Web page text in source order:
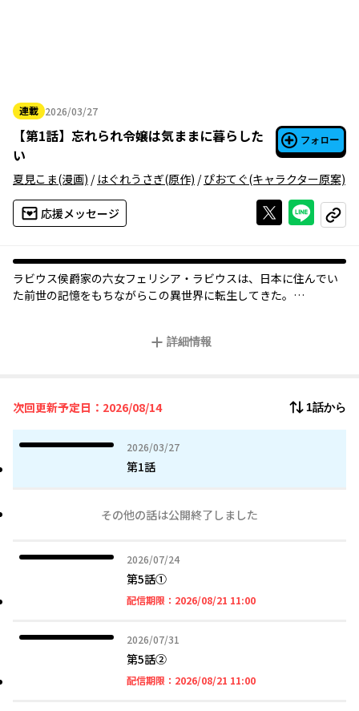
連載 2026/03/27
2026年03月27日
【第1話】 忘れられ令嬢は気ままに暮らした
い
フォロー
夏見こま(漫画) / はぐれうさぎ(原作) /ぴおてぐ(キャラクター原案)
応援メッセージ Xで投稿する
ライン
コピー
ラビウス侯爵家の六女フェリシア・ラビウスは、日本に住んでい
た前世の記憶をもちながらこの異世界に転生してきた。
そう、フェリシアは侯爵家から「忘れられた」のだ――。
しかし見たことのない魔道具や異常成長した薬草畑など、この屋
敷は不思議なもので囲まれている。
詳細情報
次回更新予定日：2026/08/14 1話から
2026/03/27
2026年03月27日
第1話
その他の話は公開終了しました
2026/07/24
2026年07月24日
第5話①
配信期限： 2026/08/21 11:002026年08月21日 11時
2026/07/31
2026年07月31日
第5話②
配信期限： 2026/08/21 11:002026年08月21日 11時